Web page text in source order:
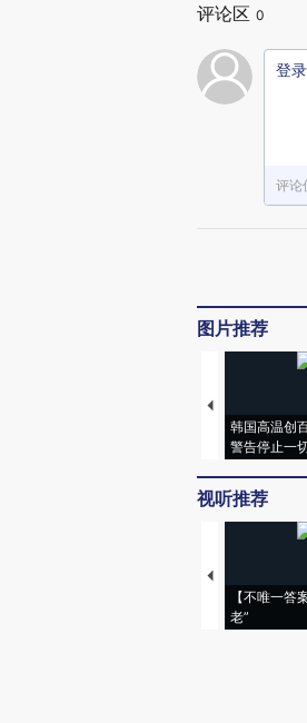
评论区 0
登录
评论
图片推荐
韩国高温创
警告停止一
视听推荐
【不唯一答
老”